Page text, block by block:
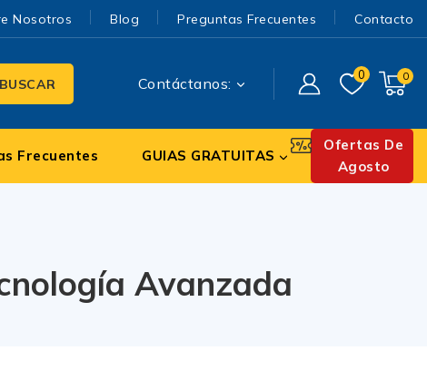
Nosotros Blog Preguntas Frecuentes Contacto
BUSCAR Contáctanos: 0 0
Frecuentes GUIAS GRATUITAS
Ofertas De
Agosto
Avanzada